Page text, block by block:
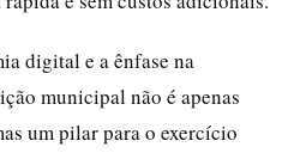
digital e a ênfase na
municipal não é apenas
um pilar para o exercício